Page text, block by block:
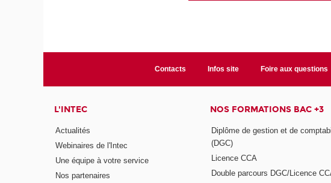
Contacts Infos site Foire aux questions
L'INTEC
Actualités
Webinaires de l'Intec
Une équipe à votre service
Nos partenaires
NOS FORMATIONS BAC +3
Diplôme de gestion et de
(DGC)
Licence CCA
Double parcours DGC/Licence